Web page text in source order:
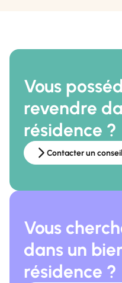
Vous
revendre
résidence ?
Contacter un
Vous
dans un
résidence ?